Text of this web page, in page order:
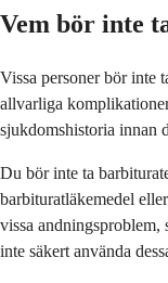
Vem bör inte
Vissa personer bör inte
allvarliga
sjukdomshistoria innan
Du bör inte ta
barbituratläkemedel
vissa andningsproblem,
inte säkert använda